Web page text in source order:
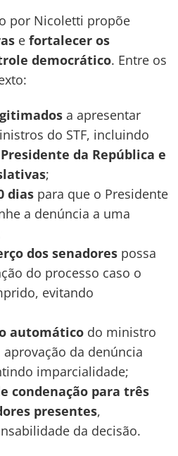
por Nicoletti propõe
efortalecer os
democrático. Entre os
a apresentar
do STF, incluindo
da República e
;
dias para que o Presidente
a denúncia a uma
dos senadores possa
do processo caso o
evitando
automático do ministro
da denúncia
imparcialidade;
condenação para três
presentes,
da decisão.